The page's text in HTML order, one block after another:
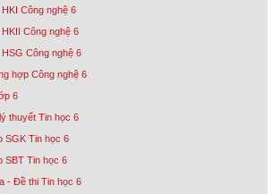
Công nghệ 6
Công nghệ 6
Công nghệ 6
hợp Công nghệ 6
6
thuyết Tin học 6
SGK Tin học 6
SBT Tin học 6
- Đề thi Tin học 6